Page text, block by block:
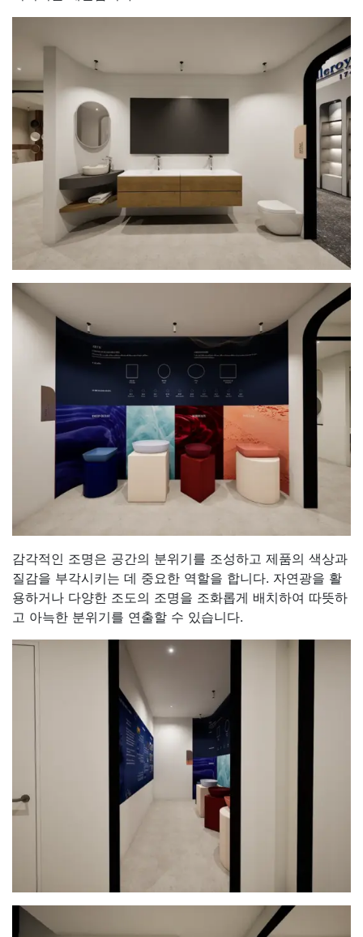
감각적인 조명은 공간의 분위기를 조성하고 제품의 색상과
질감을 부각시키는 데 중요한 역할을 합니다. 자연광을 활
용하거나 다양한 조도의 조명을 조화롭게 배치하여 따뜻하
고 아늑한 분위기를 연출할 수 있습니다.